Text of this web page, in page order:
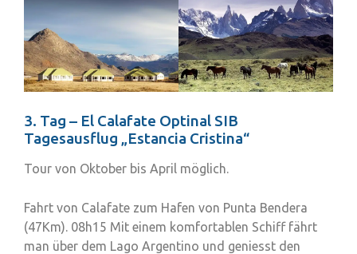
3. Tag – El Calafate Optinal SIB
Tagesausflug „Estancia Cristina“
Tour von Oktober bis April möglich.
Fahrt von Calafate zum Hafen von Punta Bendera
(47Km). 08h15 Mit einem komfortablen Schiff fährt
man über dem Lago Argentino und geniesst den